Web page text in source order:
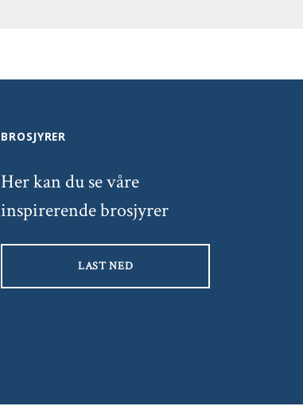
BROSJYRER
Her kan du se våre
inspirerende brosjyrer
LAST NED